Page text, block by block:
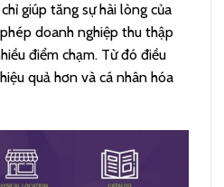
giúp tăng sự hài lòng của
doanh nghiệp thu thập
điểm chạm. Từ đó điều
quả hơn và cá nhân hóa